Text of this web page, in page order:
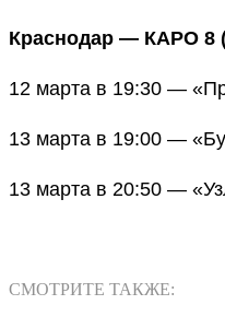
Краснодар — КАРО 8
12 марта в 19:30 —
13 марта в 19:00 —
13 марта в 20:50 —
СМОТРИТЕ ТАКЖЕ: